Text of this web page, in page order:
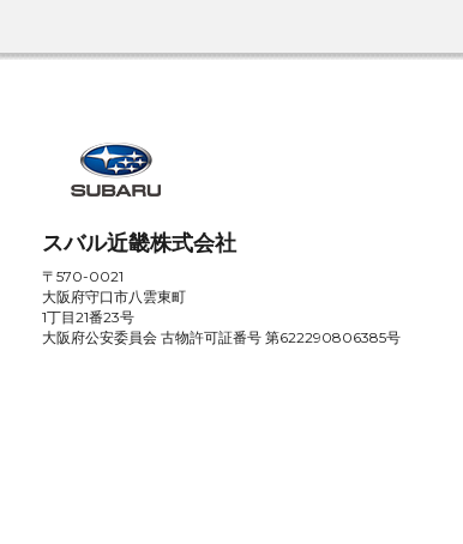
スバル近畿株式会社
〒570-0021
大阪府守口市八雲東町
1丁目21番23号
大阪府公安委員会 古物許可証番号 第622290806385号